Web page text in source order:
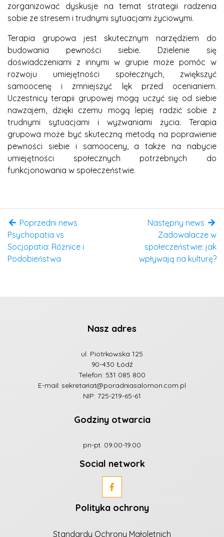
zorganizować dyskusje na temat strategii radzenia
sobie ze stresem i trudnymi sytuacjami życiowymi.
Terapia grupowa jest skutecznym narzędziem do
budowania pewności siebie. Dzielenie się
doświadczeniami z innymi w grupie może pomóc w
rozwoju umiejętności społecznych, zwiększyć
samoocenę i zmniejszyć lęk przed ocenianiem.
Uczestnicy terapii grupowej mogą uczyć się od siebie
nawzajem, dzięki czemu mogą lepiej radzić sobie z
trudnymi sytuacjami i wyzwaniami życia. Terapia
grupowa może być skuteczną metodą na poprawienie
pewności siebie i samooceny, a także na nabycie
umiejętności społecznych potrzebnych do
funkcjonowania w społeczeństwie.
Poprzedni news
Psychopatia vs
Socjopatia: Różnice i
Podobieństwa
Następny news
Zadowalacze w
społeczeństwie: jak
wpływają na kulturę?
Nasz adres
ul. Piotrkowska 125
90-430 Łódź
Telefon: 531 085 800
E-mail:sekretariat@poradniasalomon.com.pl
NIP: 725-219-65-61
Godziny otwarcia
pn-pt. 09.00-19.00
Social network
Polityka ochrony
Standardy Ochrony Małoletnich